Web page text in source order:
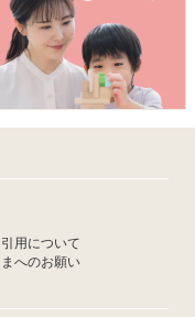
用について
へのお願い